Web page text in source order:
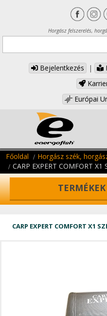
Horgász felszerelés,
Bejelentkezés |
Európai
Főoldal Horgász szék,
CARP EXPERT COMFORT X1
CARP EXPERT COMFORT X1